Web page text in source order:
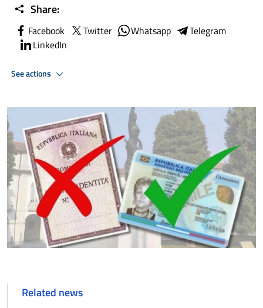
Share:
Facebook Twitter Whatsapp
Telegram
LinkedIn
See actions
Related news